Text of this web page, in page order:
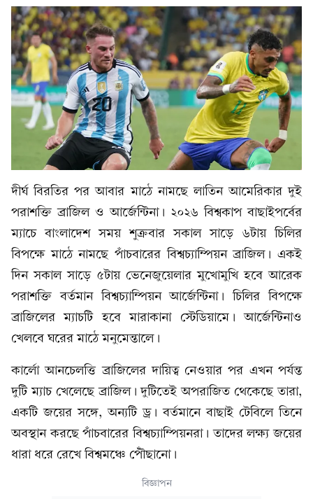
দীর্ঘ বিরতির পর আবার মাঠে নামছে লাতিন আমেরিকার দুই
পরাশক্তি ব্রাজিল ও আর্জেন্টিনা। ২০২৬ বিশ্বকাপ বাছাইপর্বের
ম্যাচে বাংলাদেশ সময় শুক্রবার সকাল সাড়ে ৬টায় চিলির
বিপক্ষে মাঠে নামছে পাঁচবারের বিশ্বচ্যাম্পিয়ন ব্রাজিল। একই
দিন সকাল সাড়ে ৫টায় ভেনেজুয়েলার মুখোমুখি হবে আরেক
পরাশক্তি বর্তমান বিশ্বচ্যাম্পিয়ন আর্জেন্টিনা। চিলির বিপক্ষে
ব্রাজিলের ম্যাচটি হবে মারাকানা স্টেডিয়ামে। আর্জেন্টিনাও
খেলবে ঘরের মাঠে মনুমেন্তালে।
কার্লো আনচেলত্তি ব্রাজিলের দায়িত্ব নেওয়ার পর এখন পর্যন্ত
দুটি ম্যাচ খেলেছে ব্রাজিল। দুটিতেই অপরাজিত থেকেছে তারা,
একটি জয়ের সঙ্গে, অন্যটি ড্র। বর্তমানে বাছাই টেবিলে তিনে
অবস্থান করছে পাঁচবারের বিশ্বচ্যাম্পিয়নরা। তাদের লক্ষ্য জয়ের
ধারা ধরে রেখে বিশ্বমঞ্চে পৌঁছানো।
বিজ্ঞাপন